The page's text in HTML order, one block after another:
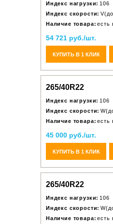
Индекс нагрузки: 106
Индекс скорости:
Наличие товара: есть
54 721 руб./шт.
КУПИТЬ В 1 КЛИК
265/40R22
Индекс нагрузки: 106
Индекс скорости:
Наличие товара: есть
45 000 руб./шт.
КУПИТЬ В 1 КЛИК
265/40R22
Индекс нагрузки: 106
Индекс скорости:
Наличие товара: есть